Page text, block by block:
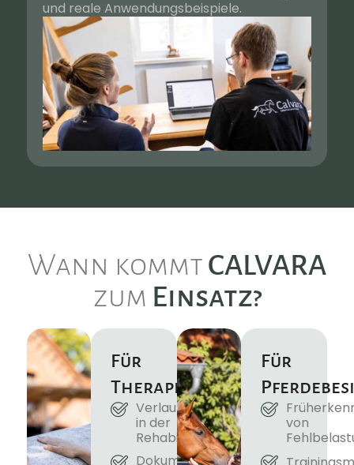
und reale Anwendungsbeispiele.
Wann kommt CALVARA
zum Einsatz?
Für
Therapeut:Innen
Verlaufskontrolle
in der
Rehabilitation
Dokumentation
Für
von